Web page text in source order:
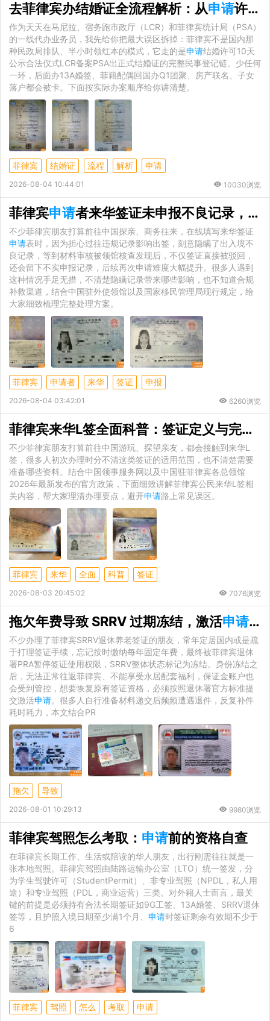
去菲律宾办结婚证全流程解析：从申请许可到PSA认证避坑指南
作为天天在马尼拉、宿务跑市政厅（LCR）和菲律宾统计局（PSA）
的一线代办业务员，我先给你把最大误区拆掉：菲律宾不是国内那
种民政局排队、半小时领红本的模式，它走的是申请结婚许可10天
公示合法仪式LCR备案PSA出正式结婚证的完整民事登记链。少任何
一环，后面办13A婚签、菲籍配偶回国办Q1团聚、房产联名、子女
落户都会被卡。下面按实际办案顺序给你讲清楚。
菲律宾 结婚证 流程 解析 申请
2026-08-04 10:44:01 10030浏览
菲律宾申请者来华签证未申报不良记录，正确解决方式全解析
不少菲律宾朋友打算前往中国探亲、商务往来，在线填写来华签证
申请表时，因为担心过往违规记录影响出签，刻意隐瞒了出入境不
良记录，等到材料审核被领馆核查发现后，不仅签证直接被驳回，
还会留下不实申报记录，后续再次申请难度大幅提升。很多人遇到
这种情况手足无措，不清楚隐瞒记录带来哪些影响，也不知道合规
补救渠道，结合中国驻外使领馆以及国家移民管理局现行规定，给
大家细致梳理完整处理方案。
菲律宾 申请者 来华 签证 申报
2026-08-04 03:42:01 6260浏览
菲律宾来华L签全面科普：签证定义与完整
不少菲律宾朋友打算前往中国游玩、探望亲友，都会接触到来华L
签，很多人初次办理时分不清这类签证的适用范围，也不清楚需要
准备哪些资料。结合中国领事服务网以及中国驻菲律宾各总领馆
2026年最新发布的官方政策，下面细致讲解菲律宾公民来华L签相
关内容，帮大家理清办理要点，避开申请路上常见误区。
菲律宾 来华 全面 科普 签证
2026-08-03 20:45:02 7076浏览
拖欠年费导致 SRRV 过期冻结，激活申请材
不少办理了菲律宾SRRV退休养老签证的朋友，常年定居国内或是疏
于打理签证手续，忘记按时缴纳每年固定年费，最终被菲律宾退休
署PRA暂停签证使用权限，SRRV整体状态标记为冻结。身份冻结之
后，无法正常往返菲律宾、不能享受永居配套福利，保证金账户也
会受到管控，想要恢复原有签证资格，必须按照退休署官方标准提
交激活申请。很多人自行准备材料递交后频频遭遇退件，反复补件
耗时耗力，本文结合PR
拖欠 导致
2026-08-01 10:29:13 9980浏览
菲律宾驾照怎么考取： 申请前的资格自查
在菲律宾长期工作、生活或陪读的华人朋友，出行刚需往往就是一
张本地驾照。菲律宾驾照由陆路运输办公室（LTO）统一签发，分
为学生驾驶许可（StudentPermit）、非专业驾照（NPDL，私人用
途）和专业驾照（PDL，商业运营）三类。对外籍人士而言，最关
键的前提是必须持有合法长期签证如9G工签、13A婚签、SRRV退休
签等，且护照入境日期至少满1个月、 申请时签证剩余有效期不少于
6
菲律宾 驾照 怎么 考取 申请